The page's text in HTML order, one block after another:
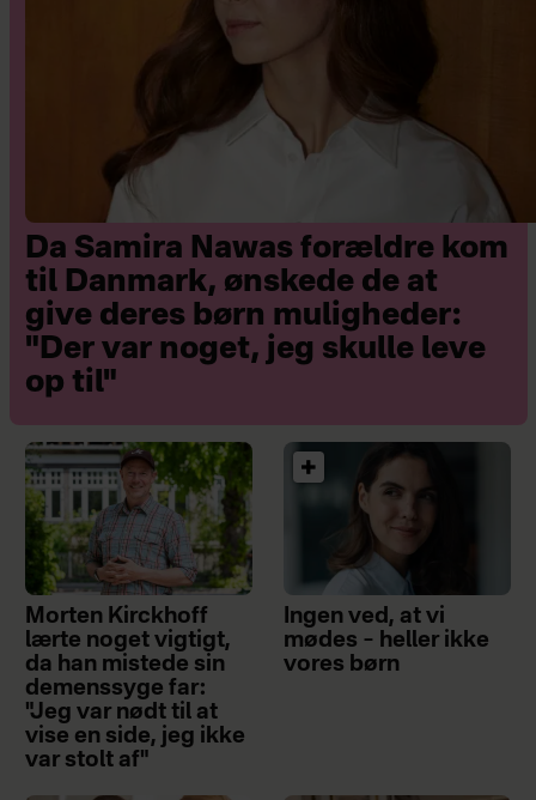
Da Samira Nawas forældre kom
til Danmark, ønskede de at
give deres børn muligheder:
"Der var noget, jeg skulle leve
op til"
Morten Kirckhoff
lærte noget vigtigt,
da han mistede sin
demenssyge far:
"Jeg var nødt til at
vise en side, jeg ikke
var stolt af"
Ingen ved, at vi
mødes – heller ikke
vores børn